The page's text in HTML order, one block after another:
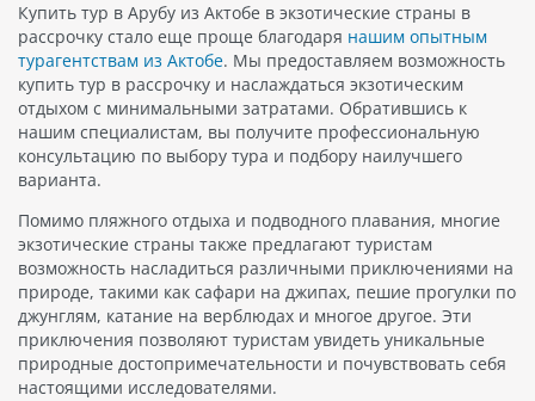
Купить тур в Арубу из Актобе в экзотические страны в
рассрочку стало еще проще благодаря нашим опытным
турагентствам из Актобе. Мы предоставляем возможность
купить тур в рассрочку и наслаждаться экзотическим
отдыхом с минимальными затратами. Обратившись к
нашим специалистам, вы получите профессиональную
консультацию по выбору тура и подбору наилучшего
варианта.
Помимо пляжного отдыха и подводного плавания, многие
экзотические страны также предлагают туристам
возможность насладиться различными приключениями на
природе, такими как сафари на джипах, пешие прогулки по
джунглям, катание на верблюдах и многое другое. Эти
приключения позволяют туристам увидеть уникальные
природные достопримечательности и почувствовать себя
настоящими исследователями.